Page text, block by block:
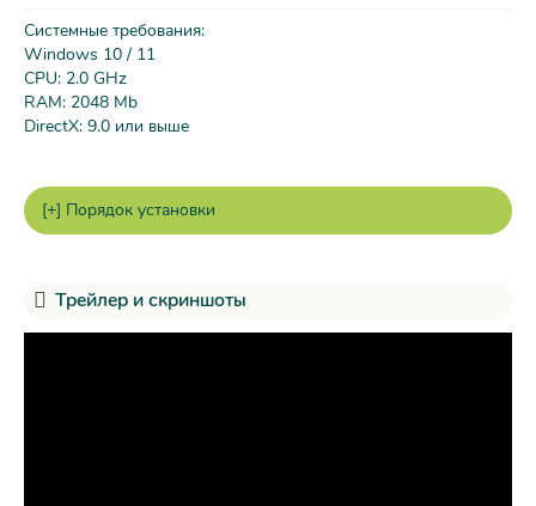
Системные требования:
Windows 10 / 11
CPU: 2.0 GHz
RAM: 2048 Mb
DirectX: 9.0 или выше
Трейлер и скриншоты